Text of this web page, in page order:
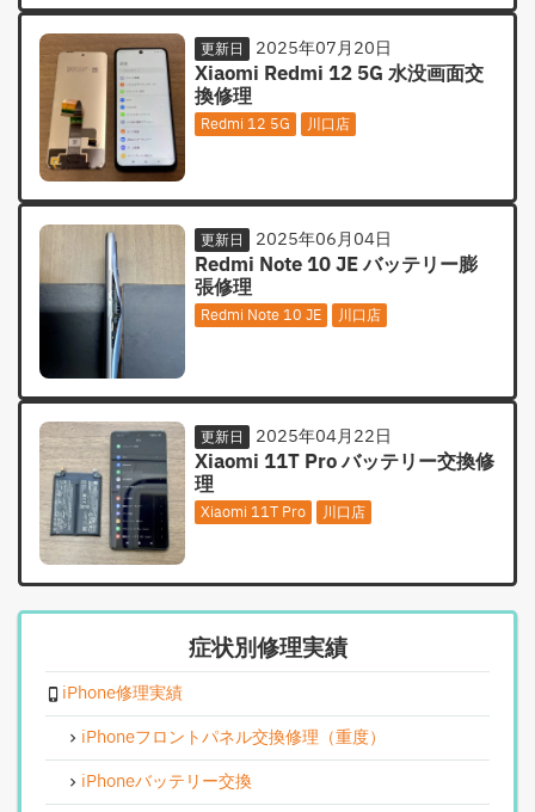
更新日 2025年07月20日
Xiaomi Redmi 12 5G 水没画面交
換修理
Redmi 12 5G 川口店
更新日 2025年06月04日
Redmi Note 10 JE バッテリー膨
張修理
Redmi Note 10 JE 川口店
更新日 2025年04月22日
Xiaomi 11T Pro バッテリー交換修
理
Xiaomi 11T Pro 川口店
症状別修理実績
iPhone修理実績
iPhoneフロントパネル交換修理（重度）
iPhoneバッテリー交換